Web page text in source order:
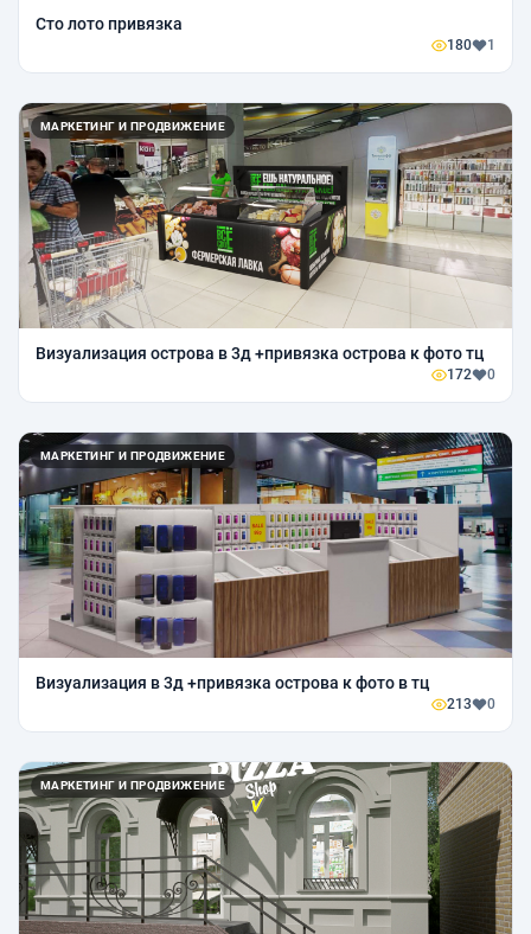
Сто лото привязка
180 1
МАРКЕТИНГ И ПРОДВИЖЕНИЕ
Визуализация острова в 3д +привязка острова к фото тц
172 0
МАРКЕТИНГ И ПРОДВИЖЕНИЕ
Визуализация в 3д +привязка острова к фото в тц
213 0
МАРКЕТИНГ И ПРОДВИЖЕНИЕ